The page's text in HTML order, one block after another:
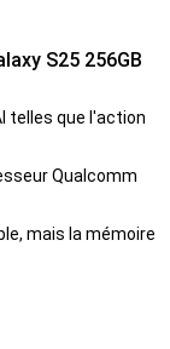
S25 256GB
telles que l'action
Qualcomm
mais la mémoire